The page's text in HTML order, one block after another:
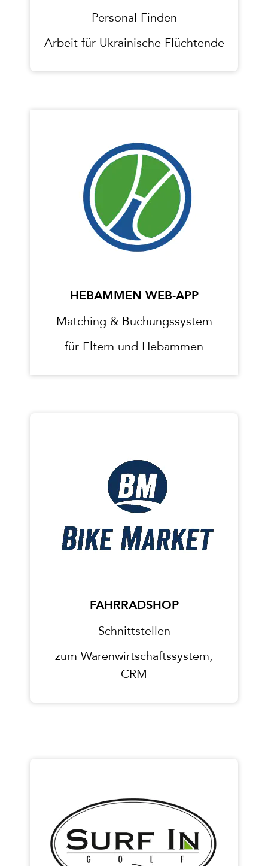
Personal Finden
Arbeit für Ukrainische Flüchtende
HEBAMMEN WEB-APP
Matching & Buchungssystem
für Eltern und Hebammen
FAHRRADSHOP
Schnittstellen
zum Warenwirtschaftssystem,
CRM